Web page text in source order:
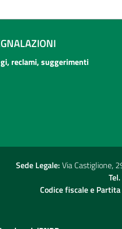
reclami, suggerimenti
Sede Legale: Via Castiglione,
Tel.
Codice fiscale e